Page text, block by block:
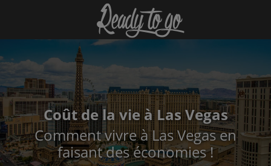
Coût de la vie à Las Vegas
Comment vivre à Las Vegas en
faisant des économies !